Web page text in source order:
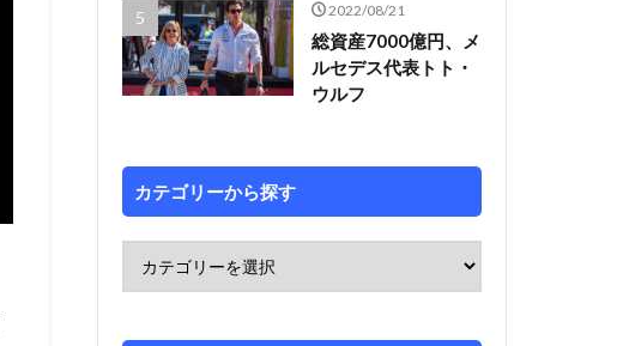
2022/08/21
総資産7000億円、メ
ルセデス代表トト・
ウルフ
カテゴリーから探す